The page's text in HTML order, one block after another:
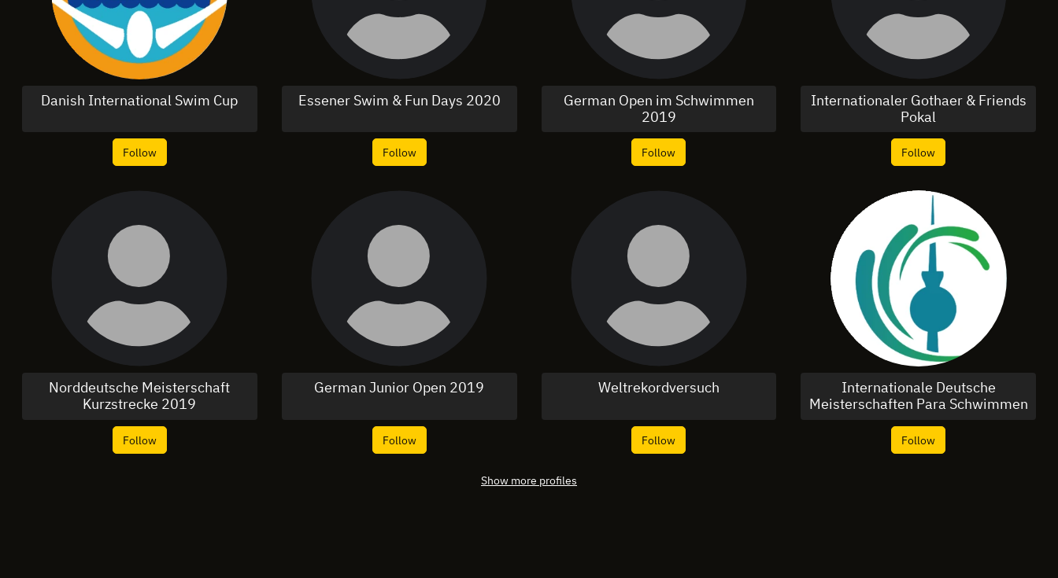
Danish International Swim Cup
Follow
Essener Swim & Fun Days 2020
Follow
German Open im Schwimmen
2019
Follow
Internationaler Gothaer & Friends
Pokal
Follow
Norddeutsche Meisterschaft
Kurzstrecke 2019
Follow
German Junior Open 2019
Follow
Weltrekordversuch
Follow
Internationale Deutsche
Meisterschaften Para Schwimmen
Follow
Show more profiles